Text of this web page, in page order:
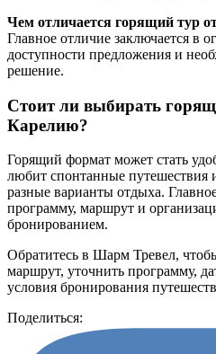
Чем отличается горящий тур
Главное отличие заключается в
доступности предложения и
решение.
Стоит ли выбирать
Карелию?
Горящий формат может стать
любит спонтанные путешествия
разные варианты отдыха.
программу, маршрут и
бронированием.
Обратитесь в Шарм Тревел,
маршрут, уточнить программу,
условия бронирования
Поделиться: